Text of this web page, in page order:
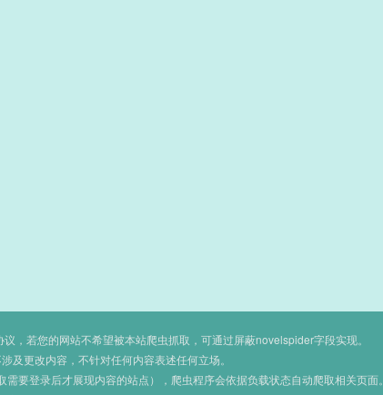
，若您的网站不希望被本站爬虫抓取，可通过屏蔽novelspider字段实现。
及更改内容，不针对任何内容表述任何立场。
要登录后才展现内容的站点），爬虫程序会依据负载状态自动爬取相关页面。